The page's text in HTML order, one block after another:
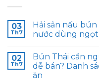
03
Th7
Hải sản nấu
nước dùng
02
Th7
Bún Thái cần
dễ bán? Danh
ăn